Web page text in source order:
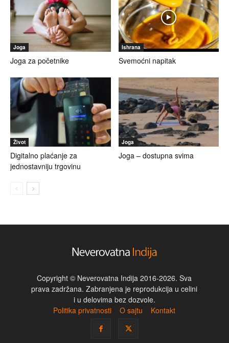
Joga
Joga za početnike
Ishrana
Svemoćni napitak
Život
Digitalno plaćanje za
jednostavniju trgovinu
Joga
Joga – dostupna svima
Copyright © Neverovatna Indija 2016-2026. Sva
prava zadržana. Zabranjena je reprodukcija u celini
i u delovima bez dozvole.
Politika privatnosti
O sajtu Kontakt